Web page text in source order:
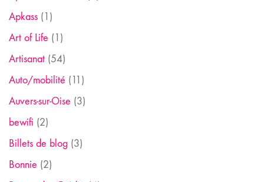
Apkass (1)
Art of Life (1)
Artisanat (54)
Auto/mobilité (11)
Auvers-sur-Oise (3)
bewifi (2)
Billets de blog (3)
Bonnie (2)